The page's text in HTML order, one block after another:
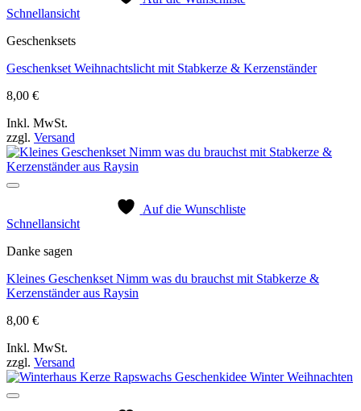
Schnellansicht
Geschenksets
Geschenkset Weihnachtslicht mit Stabkerze & Kerzenständer
8,00 €
Inkl. MwSt.
zzgl. Versand
Auf die Wunschliste
Schnellansicht
Danke sagen
Kleines Geschenkset Nimm was du brauchst mit Stabkerze &
Kerzenständer aus Raysin
8,00 €
Inkl. MwSt.
zzgl. Versand